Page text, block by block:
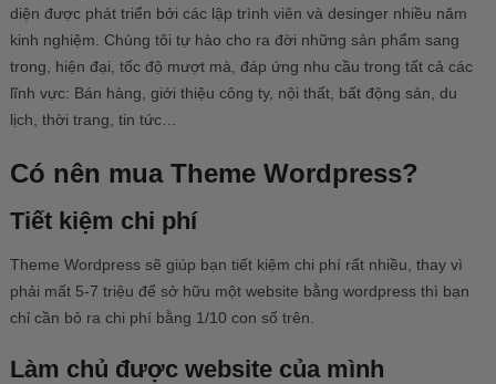
diện được phát triển bởi các lập trình viên và desinger nhiều năm
kinh nghiệm. Chúng tôi tự hào cho ra đời những sản phẩm sang
trong, hiện đại, tốc độ mượt mà, đáp ứng nhu cầu trong tất cả các
lĩnh vực: Bán hàng, giới thiệu công ty, nội thất, bất động sản, du
lịch, thời trang, tin tức…
Có nên mua Theme Wordpress?
Tiết kiệm chi phí
Theme Wordpress sẽ giúp bạn tiết kiệm chi phí rất nhiều, thay vì
phải mất 5-7 triệu để sở hữu một website bằng wordpress thì bạn
chỉ cần bỏ ra chi phí bằng 1/10 con số trên.
Làm chủ được website của mình